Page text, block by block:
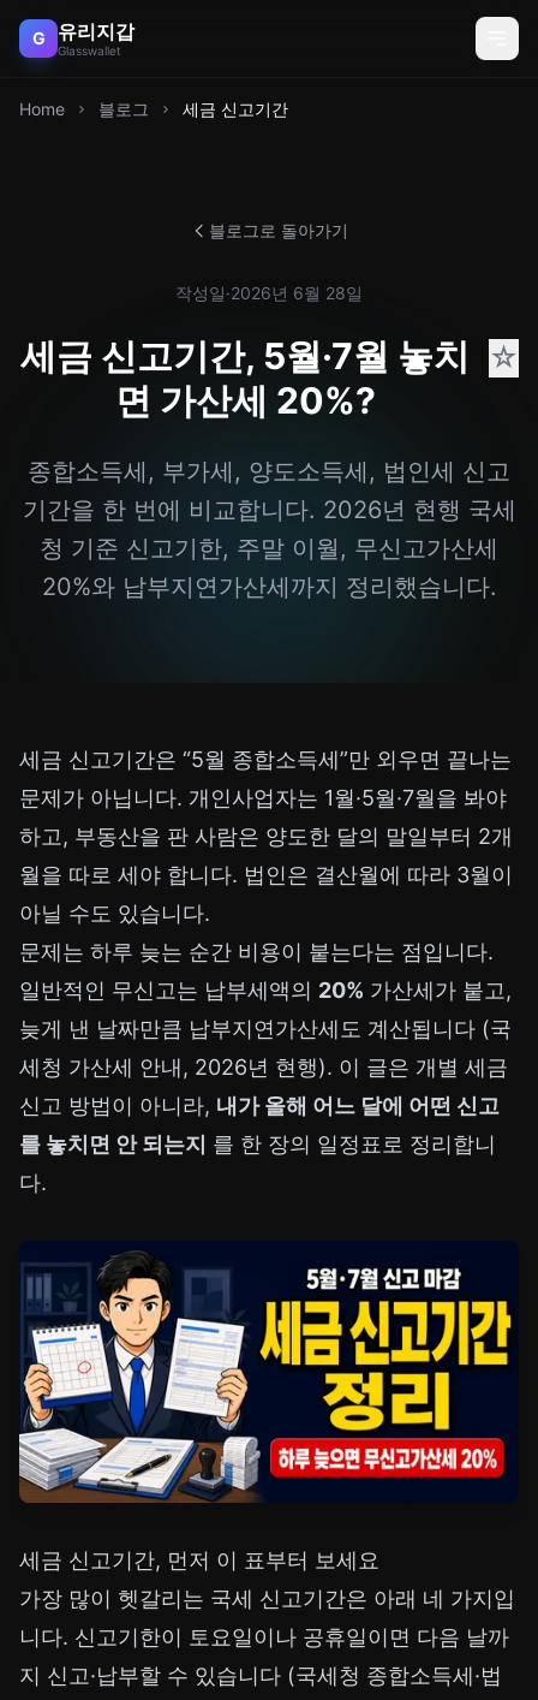
G 유리지갑
Glasswallet
Home 블로그 세금 신고기간
블로그로 돌아가기
작성일·2026년 6월 28일
세금 신고기간, 5월·7월 놓치
면 가산세 20%?
☆
종합소득세, 부가세, 양도소득세, 법인세 신고
기간을 한 번에 비교합니다. 2026년 현행 국세
청 기준 신고기한, 주말 이월, 무신고가산세
20%와 납부지연가산세까지 정리했습니다.
세금 신고기간은 “5월 종합소득세”만 외우면 끝나는
문제가 아닙니다. 개인사업자는 1월·5월·7월을 봐야
하고, 부동산을 판 사람은 양도한 달의 말일부터 2개
월을 따로 세야 합니다. 법인은 결산월에 따라 3월이
아닐 수도 있습니다.
문제는 하루 늦는 순간 비용이 붙는다는 점입니다.
일반적인 무신고는 납부세액의 20% 가산세가 붙고,
늦게 낸 날짜만큼 납부지연가산세도 계산됩니다 (국
세청 가산세 안내, 2026년 현행). 이 글은 개별 세금
신고 방법이 아니라, 내가 올해 어느 달에 어떤 신고
를 놓치면 안 되는지 를 한 장의 일정표로 정리합니
다.
세금 신고기간, 먼저 이 표부터 보세요
가장 많이 헷갈리는 국세 신고기간은 아래 네 가지입
니다. 신고기한이 토요일이나 공휴일이면 다음 날까
지 신고·납부할 수 있습니다 (국세청 종합소득세·법